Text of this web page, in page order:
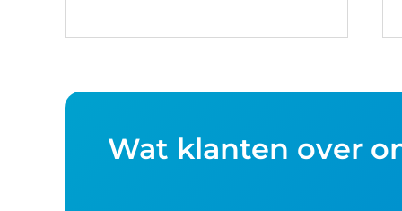
Wat klanten over